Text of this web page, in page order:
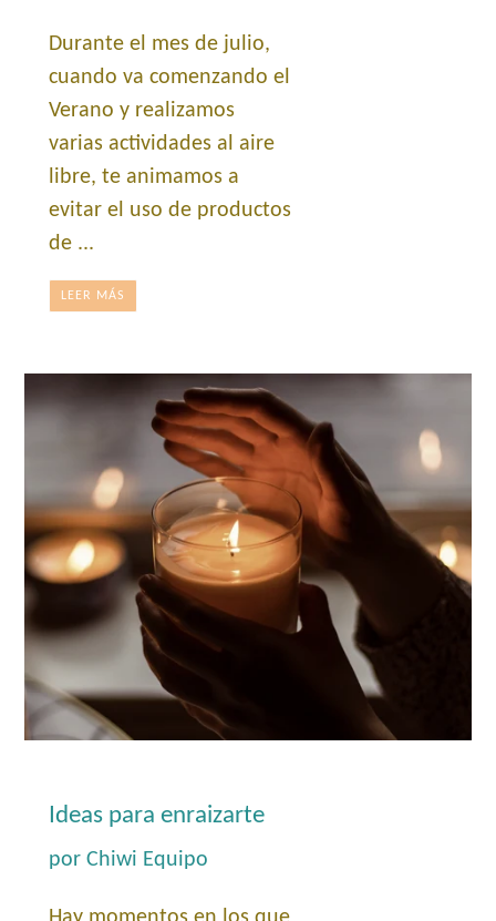
Durante el mes de julio,
cuando va comenzando el
Verano y realizamos
varias actividades al aire
libre, te animamos a
evitar el uso de productos
de ...
LEER MÁS
Ideas para enraizarte
por Chiwi Equipo